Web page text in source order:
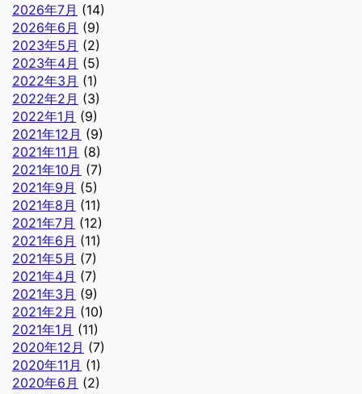
2026年7月 (14)
2026年6月 (9)
2023年5月 (2)
2023年4月 (5)
2022年3月 (1)
2022年2月 (3)
2022年1月 (9)
2021年12月 (9)
2021年11月 (8)
2021年10月 (7)
2021年9月 (5)
2021年8月 (11)
2021年7月 (12)
2021年6月 (11)
2021年5月 (7)
2021年4月 (7)
2021年3月 (9)
2021年2月 (10)
2021年1月 (11)
2020年12月 (7)
2020年11月 (1)
2020年6月 (2)